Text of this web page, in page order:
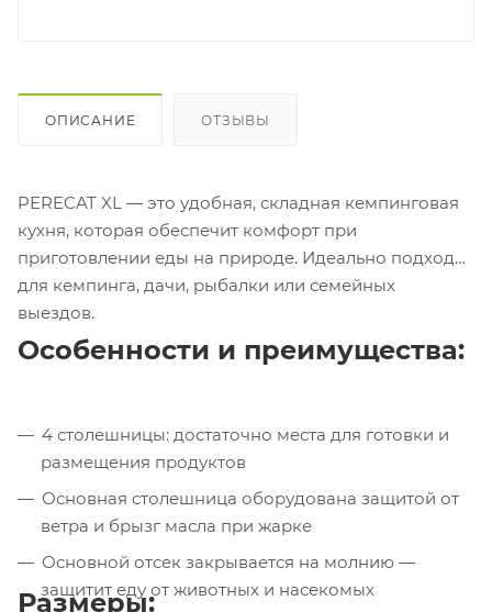
ОПИСАНИЕ ОТЗЫВЫ
PERECAT XL — это удобная, складная кемпинговая
кухня, которая обеспечит комфорт при
приготовлении еды на природе. Идеально подходит
для кемпинга, дачи, рыбалки или семейных
выездов.
Особенности и преимущества:
4 столешницы: достаточно места для готовки и
размещения продуктов
Основная столешница оборудована защитой от
ветра и брызг масла при жарке
Основной отсек закрывается на молнию —
защитит еду от животных и насекомых
Размеры: